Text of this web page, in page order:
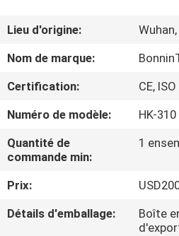
VIDÉOS
SUJET
DE
NOUS
VISITE
D'USINE
Lieu d'origine:
Nom de marque:
Certification:
CE, ISO
Numéro de modèle:
HK-310
Quantité de
commande min:
1
Prix:
Détails d'emballage:
Boîte